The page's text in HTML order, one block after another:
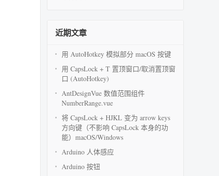
近期文章
用 AutoHotkey 模拟部分 macOS 按键
用 CapsLock + T 置顶窗口/取消置顶窗
口 (AutoHotkey)
AntDesignVue 数值范围组件
NumberRange.vue
将 CapsLock + HJKL 变为 arrow keys
方向键（不影响 CapsLock 本身的功
能）macOS/Windows
Arduino 人体感应
Arduino 按钮